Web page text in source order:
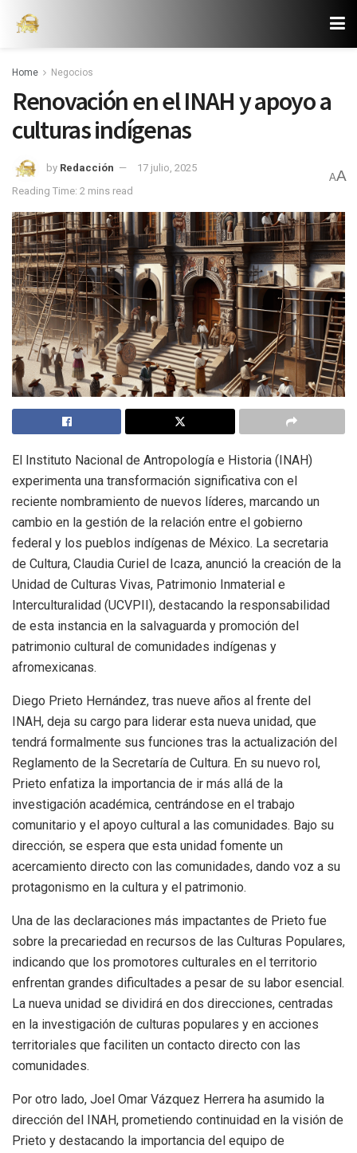
Home Negocios
Renovación en el INAH y apoyo a
culturas indígenas
by Redacción
17 julio, 2025
Reading Time: 2 mins read
AA
El Instituto Nacional de Antropología e Historia (INAH)
experimenta una transformación significativa con el
reciente nombramiento de nuevos líderes, marcando un
cambio en la gestión de la relación entre el gobierno
federal y los pueblos indígenas de México. La secretaria
de Cultura, Claudia Curiel de Icaza, anunció la creación de la
Unidad de Culturas Vivas, Patrimonio Inmaterial e
Interculturalidad (UCVPII), destacando la responsabilidad
de esta instancia en la salvaguarda y promoción del
patrimonio cultural de comunidades indígenas y
afromexicanas.
Diego Prieto Hernández, tras nueve años al frente del
INAH, deja su cargo para liderar esta nueva unidad, que
tendrá formalmente sus funciones tras la actualización del
Reglamento de la Secretaría de Cultura. En su nuevo rol,
Prieto enfatiza la importancia de ir más allá de la
investigación académica, centrándose en el trabajo
comunitario y el apoyo cultural a las comunidades. Bajo su
dirección, se espera que esta unidad fomente un
acercamiento directo con las comunidades, dando voz a su
protagonismo en la cultura y el patrimonio.
Una de las declaraciones más impactantes de Prieto fue
sobre la precariedad en recursos de las Culturas Populares,
indicando que los promotores culturales en el territorio
enfrentan grandes dificultades a pesar de su labor esencial.
La nueva unidad se dividirá en dos direcciones, centradas
en la investigación de culturas populares y en acciones
territoriales que faciliten un contacto directo con las
comunidades.
Por otro lado, Joel Omar Vázquez Herrera ha asumido la
dirección del INAH, prometiendo continuidad en la visión de
Prieto y destacando la importancia del equipo de